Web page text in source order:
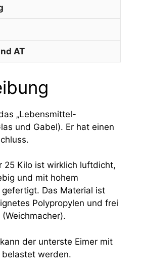
AT
„Lebensmittel-
und Gabel). Er hat einen
25 Kilo ist wirklich luftdicht,
und mit hohem
Das Material ist
Polypropylen und frei
der unterste Eimer mit
werden.